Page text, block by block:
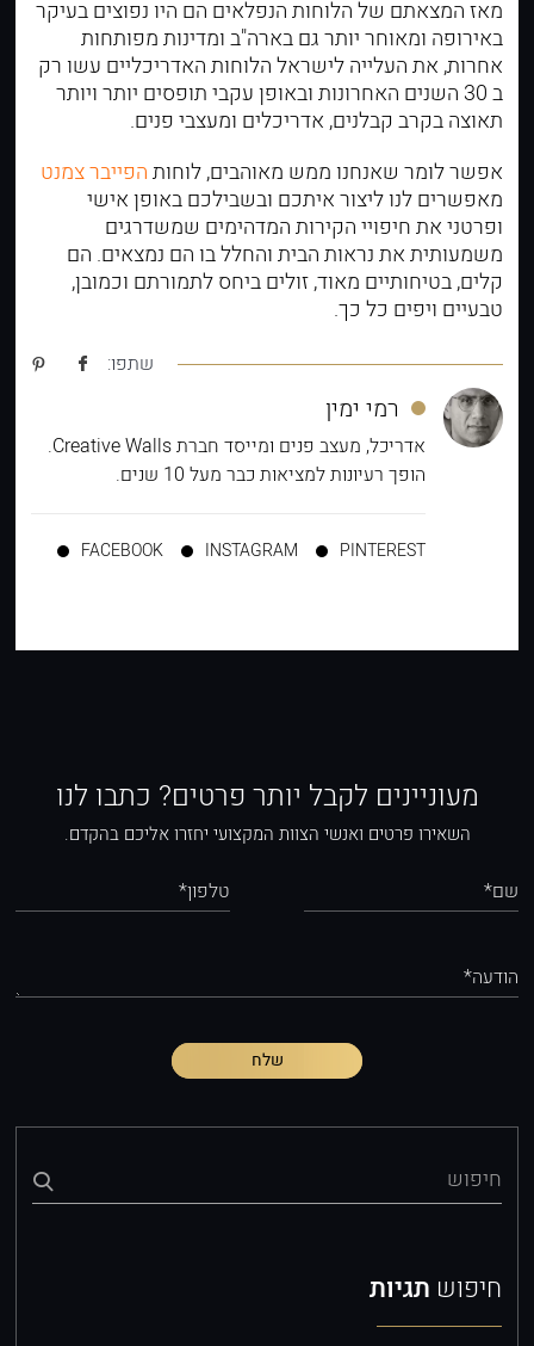
מאז המצאתם של הלוחות הנפלאים הם היו נפוצים בעיקר
באירופה ומאוחר יותר גם בארה"ב ומדינות מפותחות
אחרות, את העלייה לישראל הלוחות האדריכליים עשו רק
ב 30 השנים האחרונות ובאופן עקבי תופסים יותר ויותר
תאוצה בקרב קבלנים, אדריכלים ומעצבי פנים.
אפשר לומר שאנחנו ממש מאוהבים, לוחותהפייבר צמנט
מאפשרים לנו ליצור איתכם ובשבילכם באופן אישי
ופרטני את חיפויי הקירות המדהימים שמשדרגים
משמעותית את נראות הבית והחלל בו הם נמצאים. הם
קלים, בטיחותיים מאוד, זולים ביחס לתמורתם וכמובן,
טבעיים ויפים כל כך.
שתפו:
רמי ימין
אדריכל, מעצב פנים ומייסד חברת Creative Walls.
הופך רעיונות למציאות כבר מעל 10 שנים.
PINTEREST
INSTAGRAM
FACEBOOK
מעוניינים לקבל יותר פרטים? כתבו לנו
השאירו פרטים ואנשי הצוות המקצועי יחזרו אליכם בהקדם.
שם* טלפון*
הודעה*
שלח
חיפוש
חיפוש תגיות